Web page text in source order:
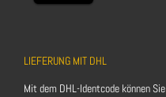
LIEFERUNG MIT DHL
Mit dem DHL-Identcode können Sie